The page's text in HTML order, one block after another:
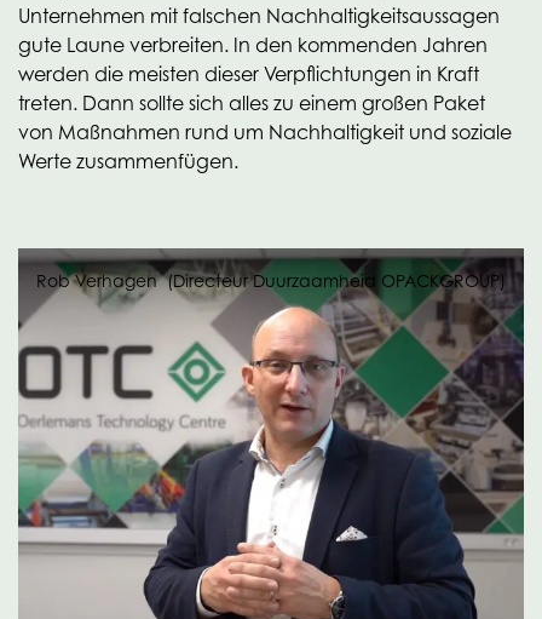
Unternehmen mit falschen Nachhaltigkeitsaussagen
gute Laune verbreiten. In den kommenden Jahren
werden die meisten dieser Verpflichtungen in Kraft
treten. Dann sollte sich alles zu einem großen Paket
von Maßnahmen rund um Nachhaltigkeit und soziale
Werte zusammenfügen.
Rob Verhagen (Directeur Duurzaamheid OPACKGROUP)
Einzigartig ist der Geltungsbereich der CSRD in Bezug
auf die doppelte Wesentlichkeit. Die erfassten
Unternehmen müssen über die Auswirkungen ihrer
Tätigkeiten auf die Gesellschaft und die Umwelt
berichten (die traditionelle Wesentlichkeit). Darüber
hinaus müssen sie über die Risiken berichten, denen sie
selbst durch externe Entwicklungen wie den
Klimawandel oder die Rohstoffknappheit ausgesetzt
sind. Darüber hinaus verlangt die CSRD von den
Unternehmen die Festlegung klarer ESG-Ziele (Umwelt,